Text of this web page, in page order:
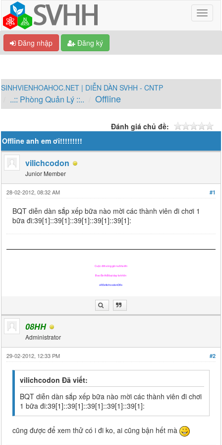
Đăng nhập Đăng ký
SINHVIENHOAHOC.NET | DIỄN DÀN SVHH - CNTP
..:: Phòng Quản Lý ::.. Offline
Đánh giá chủ đề:
Offline anh em ơi!!!!!!!!!
vilichcodon
Junior Member
#1
28-02-2012, 08:32 AM
BQT diễn dàn sắp xếp bữa nào mời các thành viên đi chơi 1
bữa đi:39[1]::39[1]::39[1]::39[1]::39[1]:
Cuộc đời sóng gió nuôi ta lớn
Bao lần thất bại dạy ta khôn
o0OvilichcodonO0o
08HH
Administrator
#2
29-02-2012, 12:33 PM
vilichcodon Đã viết:
BQT diễn dàn sắp xếp bữa nào mời các thành viên đi chơi
1 bữa đi:39[1]::39[1]::39[1]::39[1]::39[1]:
cũng được để xem thử có i đi ko, ai cũng bận hết mà